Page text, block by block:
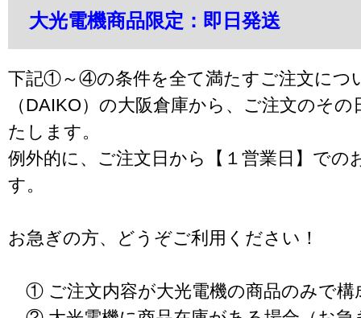
大光電機商品限定：即日発送
下記①～④の条件を全て満たすご注文につ
（DAIKO）の大阪倉庫から、ご注文のそ
たします。
例外的に、ご注文日から【１営業日】での
す。
お急ぎの方、どうぞご利用ください！
① ご注文内容が大光電機の商品のみで構